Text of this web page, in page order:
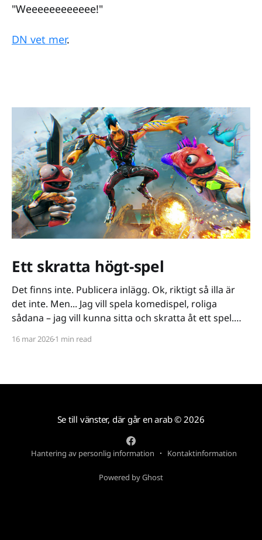
"Weeeeeeeeeeee!"
DN vet mer.
Ett skratta högt-spel
Det finns inte. Publicera inlägg. Ok, riktigt så illa är
det inte. Men... Jag vill spela komedispel, roliga
sådana – jag vill kunna sitta och skratta åt ett spel.
på ett kiss och bajs-spår eller så lutar de sig på
16 mar 20261 min read
Se till vänster, där går en arab© 2026
Hantering av personlig information Kontaktinformation
Powered by Ghost